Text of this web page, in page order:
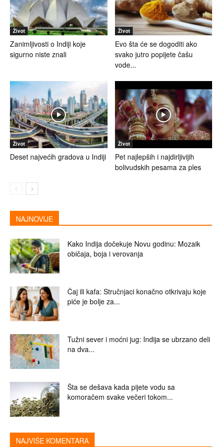
Život
Zanimljivosti o Indiji koje
sigurno niste znali
Život
Evo šta će se dogoditi ako
svako jutro popijete čašu
vode...
Život
Deset najvećih gradova u Indiji
Život
Pet najlepših i najdirljivijih
bolivudskih pesama za ples
NAJNOVIJE
Kako Indija dočekuje Novu godinu: Mozaik
običaja, boja i verovanja
Čaj ili kafa: Stručnjaci konačno otkrivaju koje
piće je bolje za...
Tužni sever i moćni jug: Indija se ubrzano deli
na dva...
Šta se dešava kada pijete vodu sa
komoračem svake večeri tokom...
NAJVIŠE KOMENTARA